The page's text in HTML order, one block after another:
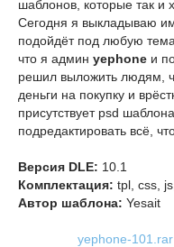
шаблонов, которые так и
Сегодня я выкладываю
подойдёт под любую
что я админ yephone и
решил выложить людям,
деньги на покупку и
присутствует psd
подредактировать всё,
Версия DLE: 10.1
Комплектация: tpl, css,
Автор шаблона: Yesait
yephone-101.rar